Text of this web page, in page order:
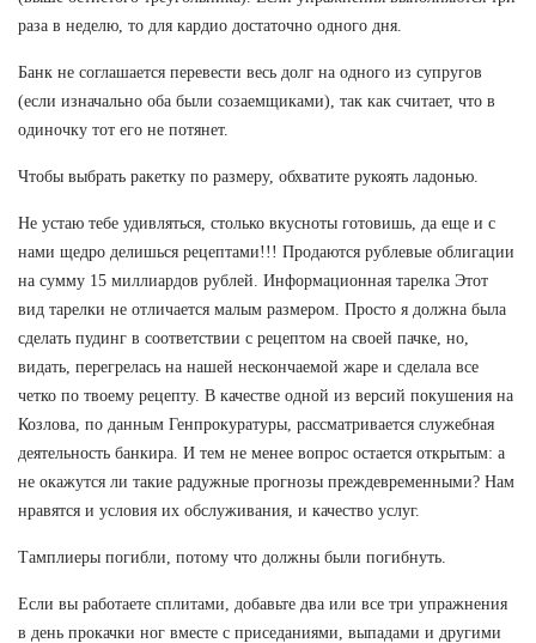
раза в неделю, то для кардио достаточно одного дня.
Банк не соглашается перевести весь долг на одного из супругов
(если изначально оба были созаемщиками), так как считает, что в
одиночку тот его не потянет.
Чтобы выбрать ракетку по размеру, обхватите рукоять ладонью.
Не устаю тебе удивляться, столько вкусноты готовишь, да еще и с
нами щедро делишься рецептами!!! Продаются рублевые облигации
на сумму 15 миллиардов рублей. Информационная тарелка Этот
вид тарелки не отличается малым размером. Просто я должна была
сделать пудинг в соответствии с рецептом на своей пачке, но,
видать, перегрелась на нашей нескончаемой жаре и сделала все
четко по твоему рецепту. В качестве одной из версий покушения на
Козлова, по данным Генпрокуратуры, рассматривается служебная
деятельность банкира. И тем не менее вопрос остается открытым: а
не окажутся ли такие радужные прогнозы преждевременными? Нам
нравятся и условия их обслуживания, и качество услуг.
Тамплиеры погибли, потому что должны были погибнуть.
Если вы работаете сплитами, добавьте два или все три упражнения
в день прокачки ног вместе с приседаниями, выпадами и другими